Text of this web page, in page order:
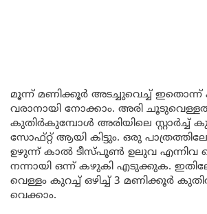
മൂന്ന് മണിക്കൂർ അടച്ചുവെച്ച് ഇതൊന്ന്
വരാനായി നോക്കാം. അരി
കുതിർകുമ്പോൾ അരിയിലെ സ്റ്റാർച്ച്
സോഫ്റ്റ് ആയി കിട്ടും. ഒരു
ഉഴുന്ന് കാൽ ടീസ്പൂൺ ഉലുവ എന്നിവ
നന്നായി ഒന്ന് കഴുകി എടുക്കുക.
വെള്ളം കുറച്ച് ഒഴിച്ച് 3 മണിക്കൂർ
വെക്കാം.